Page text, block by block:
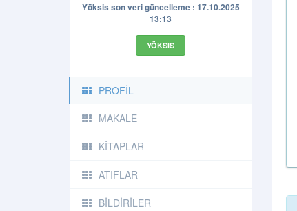
Yöksis son veri güncelleme : 17.10.2025
13:13
YÖKSIS
PROFİL
MAKALE
KİTAPLAR
ATIFLAR
BİLDİRİLER